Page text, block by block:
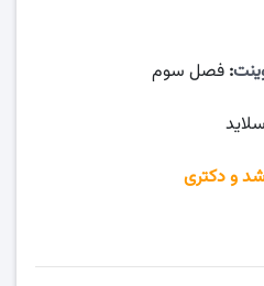
: فصل سوم
و دکتری